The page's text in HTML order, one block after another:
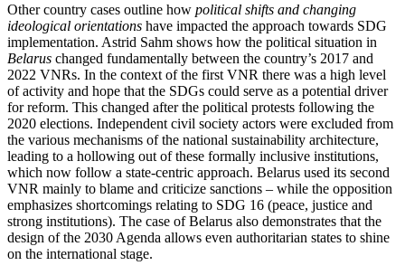
Other country cases outline how political shifts and changing
ideological orientations have impacted the approach towards SDG
implementation. Astrid Sahm shows how the political situation in
Belarus changed fundamentally between the country’s 2017 and
2022 VNRs. In the context of the first VNR there was a high level
of activity and hope that the SDGs could serve as a potential driver
for reform. This changed after the political protests following the
2020 elections. Independent civil society actors were excluded from
the various mechanisms of the national sustainability architecture,
leading to a hollowing out of these for­mally inclusive institutions,
which now follow a state-centric approach. Belarus used its second
VNR mainly to blame and criticize sanctions – while the opposition
emphasizes shortcomings relating to SDG 16 (peace, justice and
strong institutions). The case of Belarus also demonstrates that the
design of the 2030 Agenda allows even authoritarian states to shine
on the international stage.